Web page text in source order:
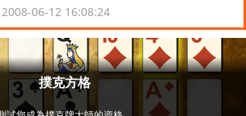
2008-06-12 16:08:24